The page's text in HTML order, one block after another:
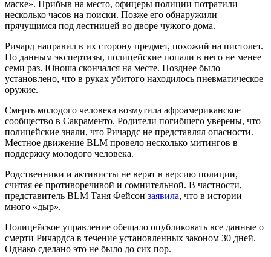
маске». Прибыв на место, офицеры полиции потратили
несколько часов на поиски. Позже его обнаружили
прячущимся под лестницей во дворе чужого дома.
Ричард направил в их сторону предмет, похожий на пистолет.
По данным экспертизы, полицейские попали в него не менее
семи раз. Юноша скончался на месте. Позднее было
установлено, что в руках убитого находилось пневматическое
оружие.
Смерть молодого человека возмутила афроамериканское
сообщество в Сакраменто. Родители погибшего уверены, что
полицейские знали, что Ричардс не представлял опасности.
Местное движение BLM провело несколько митингов в
поддержку молодого человека.
Родственники и активисты не верят в версию полиции,
считая ее противоречивой и сомнительной. В частности,
представитель BLM Таня Фейсон заявила, что в истории
много «дыр».
Полицейское управление обещало опубликовать все данные о
смерти Ричардса в течение установленных законом 30 дней.
Однако сделано это не было до сих пор.